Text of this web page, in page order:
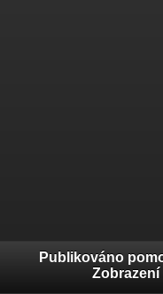
Publikováno
Zobrazení